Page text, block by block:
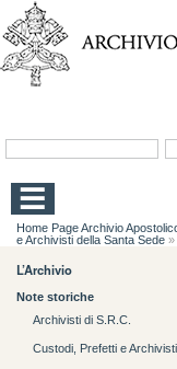
Home Page Archivio
e Archivisti della Santa Sede »
L’Archivio
Note storiche
Archivisti di S.R.C.
Custodi, Prefetti e